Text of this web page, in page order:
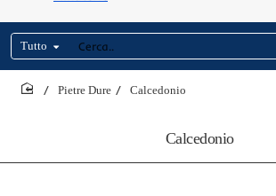
Tutto
Cerca..
Calcedonio
Pietre Dure Calcedonio